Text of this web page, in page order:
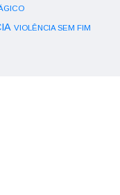
VIOLÊNCIA SEM FIM